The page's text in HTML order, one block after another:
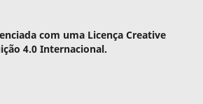
com uma Licença Creative
4.0 Internacional.